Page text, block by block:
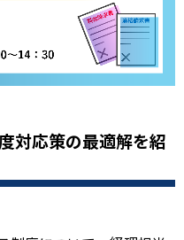
対応策の最適解を紹